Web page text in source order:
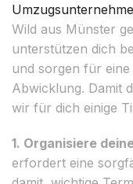
Wild aus Münster
unterstützen dich
und sorgen für
Abwicklung. Damit
wir für dich einige
1. Organisiere
erfordert eine